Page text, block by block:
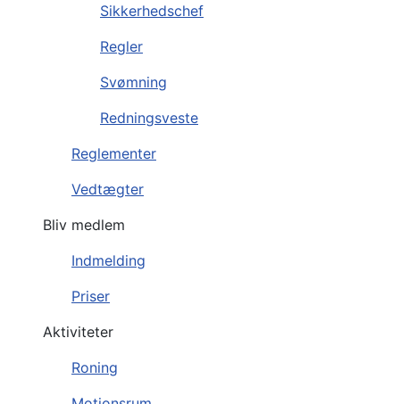
Sikkerhedschef
Regler
Svømning
Redningsveste
Reglementer
Vedtægter
Bliv medlem
Indmelding
Priser
Aktiviteter
Roning